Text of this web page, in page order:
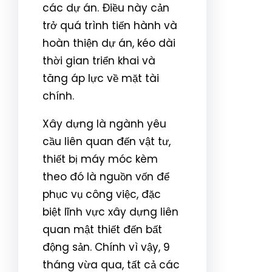
các dự án. Điều này cản
trở quá trình tiến hành và
hoàn thiện dự án, kéo dài
thời gian triển khai và
tăng áp lực về mặt tài
chính.
Xây dựng là ngành yêu
cầu liên quan đến vật tư,
thiết bị máy móc kèm
theo đó là nguồn vốn để
phục vụ công việc, đặc
biệt lĩnh vực xây dựng liên
quan mật thiết đến bất
động sản. Chính vì vậy, 9
tháng vừa qua, tất cả các